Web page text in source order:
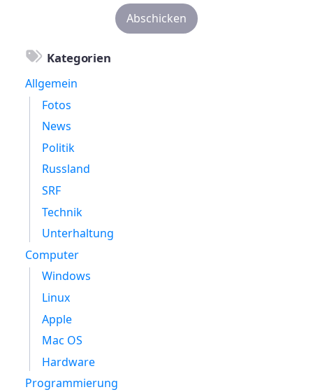
Kategorien
Allgemein
Fotos
News
Politik
Russland
SRF
Technik
Unterhaltung
Computer
Windows
Linux
Apple
Mac OS
Hardware
Programmierung